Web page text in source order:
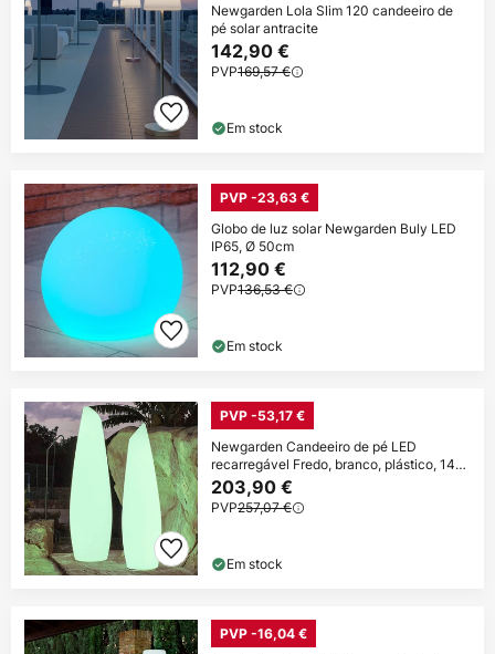
Newgarden Lola Slim 120 candeeiro de
pé solar antracite
142,90 €
PVP169,57 €
Em stock
PVP -23,63 €
Globo de luz solar Newgarden Buly LED
IP65, Ø 50cm
112,90 €
PVP136,53 €
Em stock
PVP -53,17 €
Newgarden Candeeiro de pé LED
recarregável Fredo, branco, plástico, 140
cm
203,90 €
PVP257,07 €
Em stock
PVP -16,04 €